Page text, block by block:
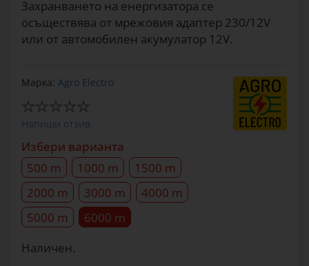
Захранването на енергизатора се
осъществява от мрежовия адаптер 230/12V
или от автомобилен акумулатор 12V.
Марка: Agro Electro
Напиши отзив
Избери варианта
500 m
1000 m
1500 m
2000 m
3000 m
4000 m
5000 m
6000 m
Наличен.